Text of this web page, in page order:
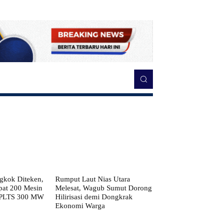
Diteken,
200 Mesin
300 MW
Rumput Laut Nias Utara
Melesat, Wagub Sumut Dorong
Hilirisasi demi Dongkrak
Ekonomi Warga